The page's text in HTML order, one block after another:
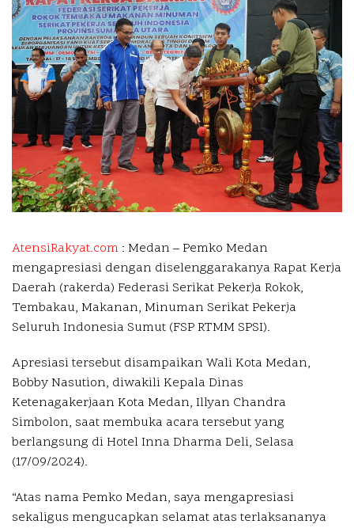
AtensiRakyat.com : Medan – Pemko Medan
mengapresiasi dengan diselenggarakanya Rapat Kerja
Daerah (rakerda) Federasi Serikat Pekerja Rokok,
Tembakau, Makanan, Minuman Serikat Pekerja
Seluruh Indonesia Sumut (FSP RTMM SPSI).
Apresiasi tersebut disampaikan Wali Kota Medan,
Bobby Nasution, diwakili Kepala Dinas
Ketenagakerjaan Kota Medan, Illyan Chandra
Simbolon, saat membuka acara tersebut yang
berlangsung di Hotel Inna Dharma Deli, Selasa
(17/09/2024).
“Atas nama Pemko Medan, saya mengapresiasi
sekaligus mengucapkan selamat atas terlaksananya